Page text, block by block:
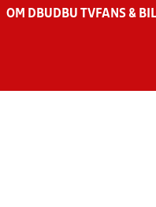
OM DBU DBU TV FANS &